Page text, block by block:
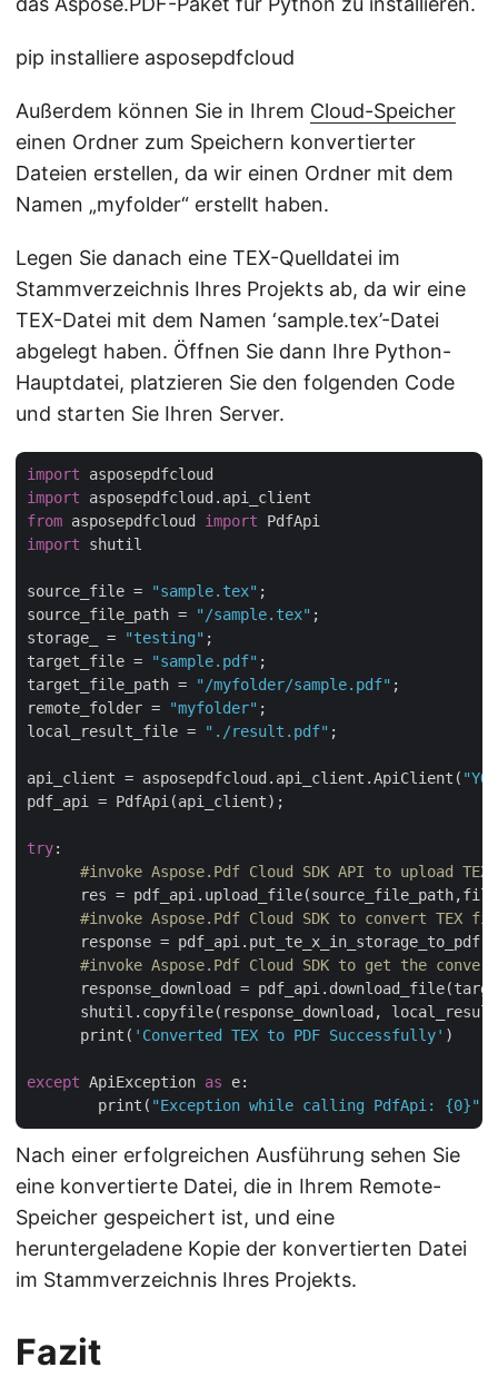
pip installiere asposepdfcloud
Außerdem können Sie in Ihrem Cloud-Speicher
einen Ordner zum Speichern konvertierter
Dateien erstellen, da wir einen Ordner mit dem
Namen „myfolder“ erstellt haben.
Legen Sie danach eine TEX-Quelldatei im
Stammverzeichnis Ihres Projekts ab, da wir eine
TEX-Datei mit dem Namen ‘sample.tex’-Datei
abgelegt haben. Öffnen Sie dann Ihre Python-
Hauptdatei, platzieren Sie den folgenden Code
und starten Sie Ihren Server.
import
import
from asposepdfcloud import
import shutil
source_file = "sample.tex" ;
source_file_path =
"/sample.tex" ;
storage_ =
"testing" ;
target_file =
"sample.pdf" ;
target_file_path =
"/myfolder/sample.pdf" ;
remote_folder =
"myfolder" ;
local_result_file =
"./result.pdf" ;
api_client = asposepdfcloud.api_client.ApiClient(
pdf_api = PdfApi(api_client);
try:
#invoke Aspose.Pdf Cloud SDK API to upload
res =
#invoke Aspose.Pdf Cloud SDK to convert
response =
#invoke Aspose.Pdf Cloud SDK to get the
response_download =
shutil.copyfile(response_download,
      print(
'Converted TEX to PDF Successfully' )
except ApiException as e:
        print(
"Exception while calling PdfApi: {0}"
Nach einer erfolgreichen Ausführung sehen Sie
eine konvertierte Datei, die in Ihrem Remote-
Speicher gespeichert ist, und eine
heruntergeladene Kopie der konvertierten Datei
im Stammverzeichnis Ihres Projekts.
Fazit